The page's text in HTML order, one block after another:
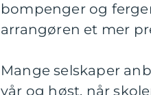
bompenger og
arrangøren et mer
Mange selskaper
vår og høst, når